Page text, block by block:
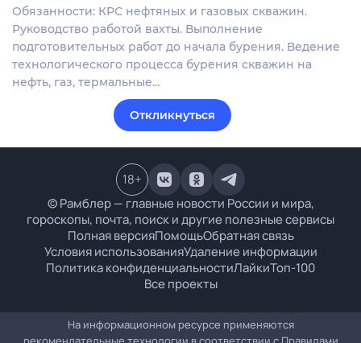
Обязанности: КРС нефтяных и газовых скважин.
Руководство работой вахты. Выполнение
подготовительных работ до начала бурения. Ведение
технологического процесса бурения скважин на
нефть, газ, термальные…
Откликнуться
© Рамблер — главные новости России и мира,
гороскопы, почта, поиск и другие полезные сервисы
Полная версияПомощьОбратная связь
Условия использованияУдаление информации
Политика конфиденциальностиЛайкиТоп-100
Все проекты
18+
На информационном ресурсе применяются